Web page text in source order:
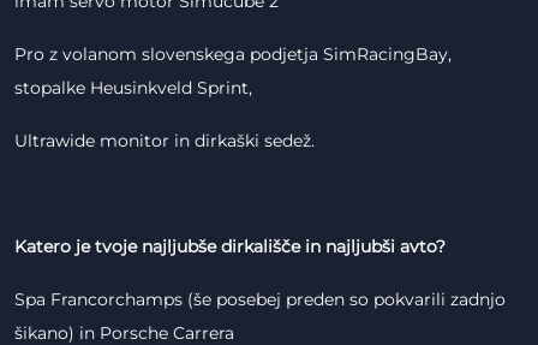
Pro z volanom slovenskega podjetja SimRacingBay,
stopalke Heusinkveld Sprint,
Ultrawide monitor in dirkaški sedež.
Katero je tvoje najljubše dirkališče in najljubši avto?
Spa Francorchamps (še posebej preden so pokvarili zadnjo
šikano) in Porsche Carrera